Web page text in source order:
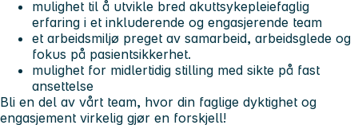
mulighet til å utvikle bred akuttsykepleiefaglig
erfaring i et inkluderende og engasjerende team
et arbeidsmiljø preget av samarbeid, arbeidsglede og
fokus på pasientsikkerhet.
mulighet for midlertidig stilling med sikte på fast
ansettelse
Bli en del av vårt team, hvor din faglige dyktighet og
engasjement virkelig gjør en forskjell!